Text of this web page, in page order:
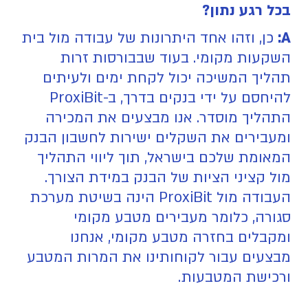
בכל רגע נתון?
A: כן, וזהו אחד היתרונות של עבודה מול בית
השקעות מקומי. בעוד שבבורסות זרות
תהליך המשיכה יכול לקחת ימים ולעיתים
להיחסם על ידי בנקים בדרך, ב-ProxiBit
התהליך מוסדר. אנו מבצעים את המכירה
ומעבירים את השקלים ישירות לחשבון הבנק
המאומת שלכם בישראל, תוך ליווי התהליך
מול קציני הציות של הבנק במידת הצורך.
העבודה מול ProxiBit הינה בשיטת מערכת
סגורה, כלומר מעבירים מטבע מקומי
ומקבלים בחזרה מטבע מקומי, אנחנו
מבצעים עבור לקוחותינו את המרות המטבע
ורכישת המטבעות.